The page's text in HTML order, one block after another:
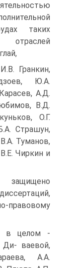
таких
отраслей
Гранкин,
Ю.А.
А.Д.
В.Д.
О.Г.
Страшун,
Туманов,
Чиркин и
правовому
в целом -
ваевой,
А.А.